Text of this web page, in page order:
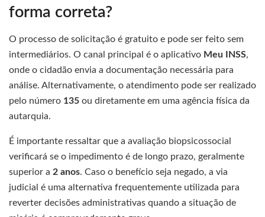
forma correta?
O processo de solicitação é gratuito e pode ser feito sem
intermediários. O canal principal é o aplicativo Meu INSS,
onde o cidadão envia a documentação necessária para
análise. Alternativamente, o atendimento pode ser realizado
pelo número 135 ou diretamente em uma agência física da
autarquia.
É importante ressaltar que a avaliação biopsicossocial
verificará se o impedimento é de longo prazo, geralmente
superior a 2 anos. Caso o benefício seja negado, a via
judicial é uma alternativa frequentemente utilizada para
reverter decisões administrativas quando a situação de